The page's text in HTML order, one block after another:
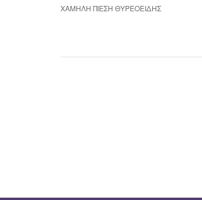
ΧΑΜΗΛΉ ΠΊΕΣΗ ΘΥΡΕΟΕΙΔΉΣ